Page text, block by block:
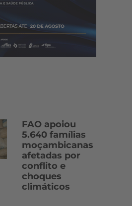
FAO apoiou
5.640 famílias
moçambicanas
afetadas por
conflito e
choques
climáticos